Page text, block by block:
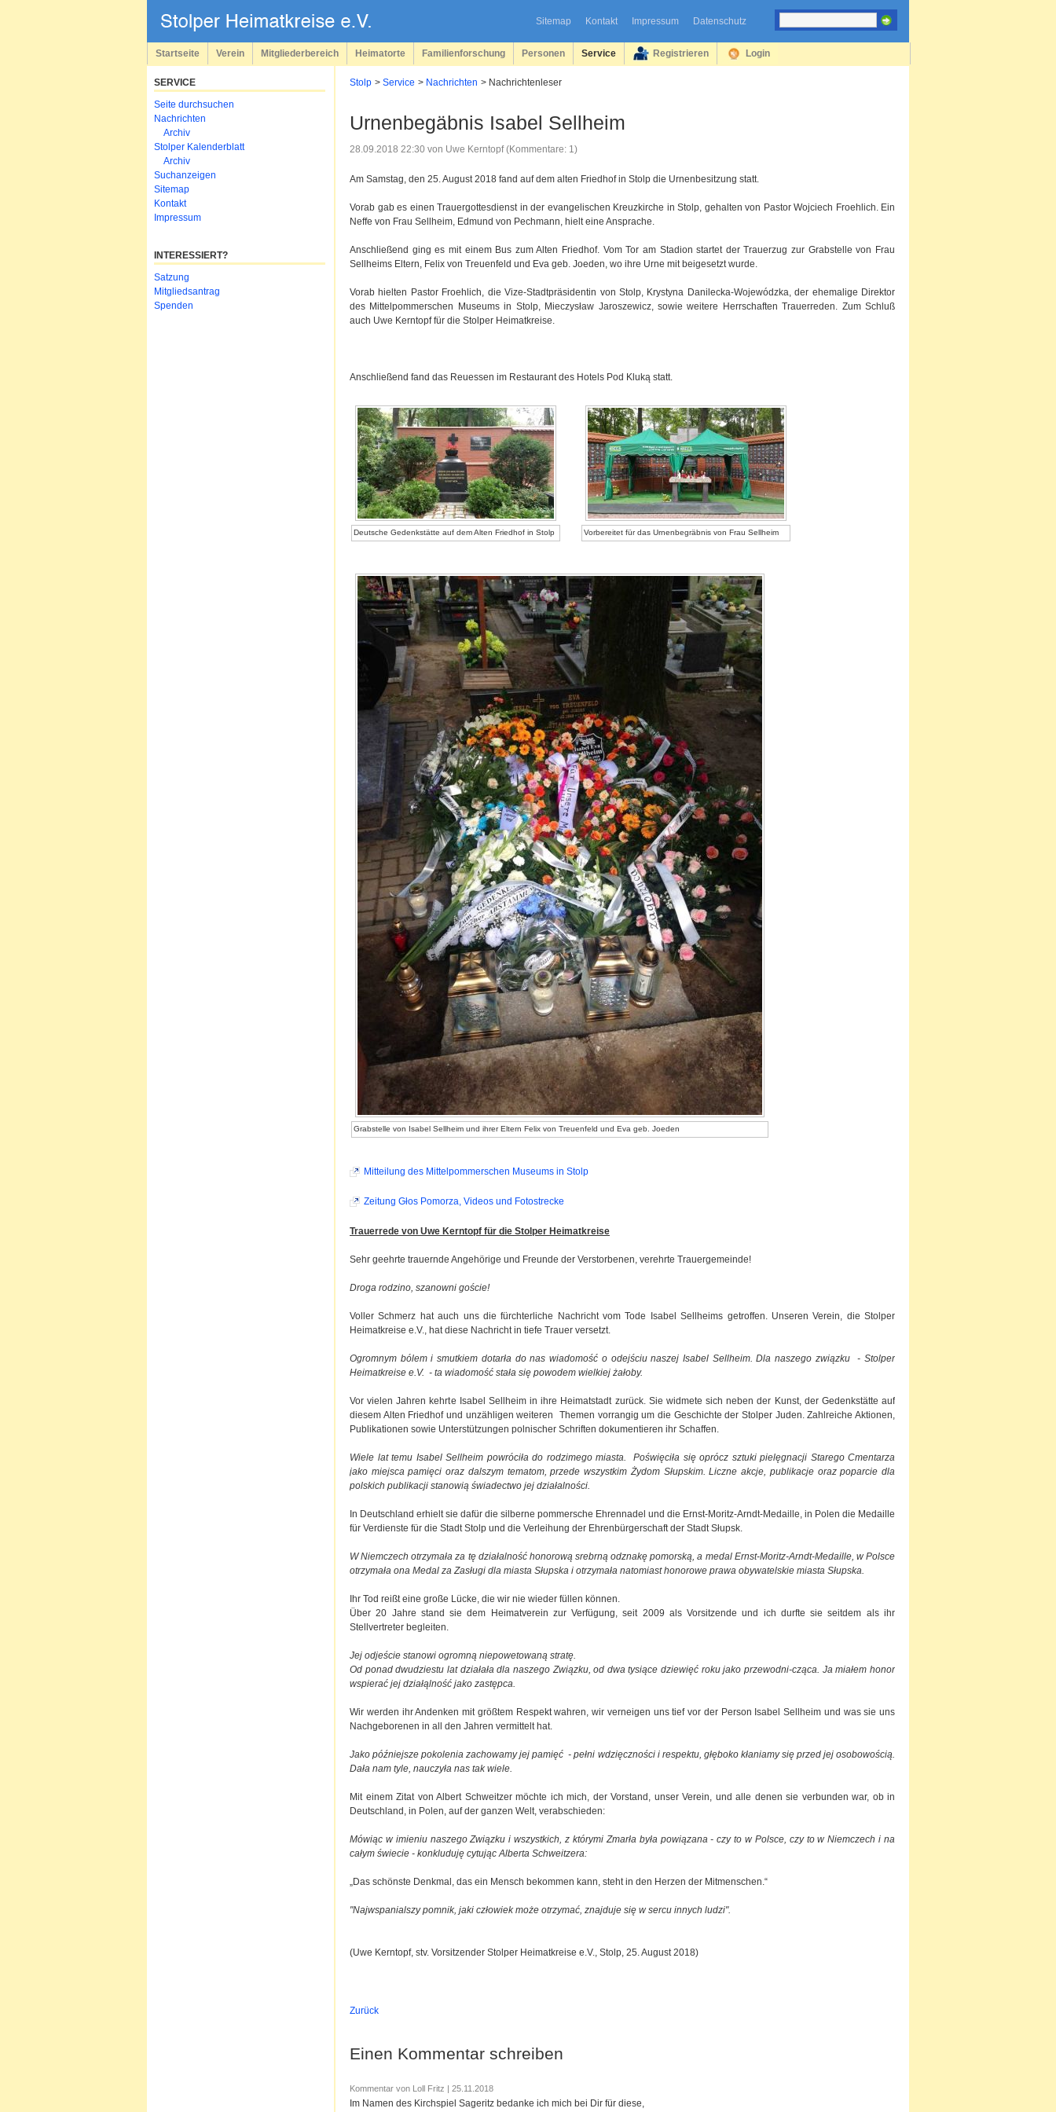
Sitemap Kontakt Impressum Datenschutz
überspringen
Startseite Verein Mitgliederbereich Heimatorte Familienforschung Personen Service Registrieren Login
Stolp Service Nachrichten Nachrichtenleser
Urnenbegäbnis Isabel Sellheim
28.09.2018 22:30 von Uwe Kerntopf (Kommentare: 1)
Am Samstag, den 25. August 2018 fand auf dem alten Friedhof in Stolp die Urnenbesitzung statt.
Vorab gab es einen Trauergottesdienst in der evangelischen Kreuzkirche in Stolp, gehalten von Pastor Wojciech Froehlich. Ein
Neffe von Frau Sellheim, Edmund von Pechmann, hielt eine Ansprache.
Anschließend ging es mit einem Bus zum Alten Friedhof. Vom Tor am Stadion startet der Trauerzug zur Grabstelle von Frau
Sellheims Eltern, Felix von Treuenfeld und Eva geb. Joeden, wo ihre Urne mit beigesetzt wurde.
Vorab hielten Pastor Froehlich, die Vize-Stadtpräsidentin von Stolp, Krystyna Danilecka-Wojewódzka, der ehemalige Direktor
des Mittelpommerschen Museums in Stolp, Mieczysław Jaroszewicz, sowie weitere Herrschaften Trauerreden. Zum Schluß
auch Uwe Kerntopf für die Stolper Heimatkreise.
Anschließend fand das Reuessen im Restaurant des Hotels Pod Kluką statt.
Deutsche Gedenkstätte auf dem Alten Friedhof in Stolp Vorbereitet für das Urnenbegräbnis von Frau Sellheim
Grabstelle von Isabel Sellheim und ihrer Eltern Felix von Treuenfeld und Eva geb. Joeden
Mitteilung des Mittelpommerschen Museums in Stolp
Zeitung Głos Pomorza, Videos und Fotostrecke
Trauerrede von Uwe Kerntopf für die Stolper Heimatkreise
Sehr geehrte trauernde Angehörige und Freunde der Verstorbenen, verehrte Trauergemeinde!
Droga rodzino, szanowni goście!
Voller Schmerz hat auch uns die fürchterliche Nachricht vom Tode Isabel Sellheims getroffen. Unseren Verein, die Stolper
Heimatkreise e.V., hat diese Nachricht in tiefe Trauer versetzt.
Ogromnym bólem i smutkiem dotarła do nas wiadomość o odejściu naszej Isabel Sellheim. Dla naszego związku - Stolper
Heimatkreise e.V. - ta wiadomość stała się powodem wielkiej żałoby.
Vor vielen Jahren kehrte Isabel Sellheim in ihre Heimatstadt zurück. Sie widmete sich neben der Kunst, der Gedenkstätte auf
diesem Alten Friedhof und unzähligen weiteren Themen vorrangig um die Geschichte der Stolper Juden. Zahlreiche Aktionen,
Publikationen sowie Unterstützungen polnischer Schriften dokumentieren ihr Schaffen.
Wiele lat temu Isabel Sellheim powróciła do rodzimego miasta. Poświęciła się oprócz sztuki pielęgnacji Starego Cmentarza
jako miejsca pamięci oraz dalszym tematom, przede wszystkim Żydom Słupskim. Liczne akcje, publikacje oraz poparcie dla
polskich publikacji stanowią świadectwo jej działalności.
In Deutschland erhielt sie dafür die silberne pommersche Ehrennadel und die Ernst-Moritz-Arndt-Medaille, in Polen die Medaille
für Verdienste für die Stadt Stolp und die Verleihung der Ehrenbürgerschaft der Stadt Słupsk.
W Niemczech otrzymała za tę działalność honorową srebrną odznakę pomorską, a medal Ernst-Moritz-Arndt-Medaille, w Polsce
otrzymała ona Medal za Zasługi dla miasta Słupska i otrzymała natomiast honorowe prawa obywatelskie miasta Słupska.
Ihr Tod reißt eine große Lücke, die wir nie wieder füllen können.
Über 20 Jahre stand sie dem Heimatverein zur Verfügung, seit 2009 als Vorsitzende und ich durfte sie seitdem als ihr
Stellvertreter begleiten.
Jej odjeście stanowi ogromną niepowetowaną stratę.
Od ponad dwudziestu lat działała dla naszego Związku, od dwa tysiące dziewięć roku jako przewodni-cząca. Ja miałem honor
wspierać jej działąlność jako zastępca.
Wir werden ihr Andenken mit größtem Respekt wahren, wir verneigen uns tief vor der Person Isabel Sellheim und was sie uns
Nachgeborenen in all den Jahren vermittelt hat.
Jako późniejsze pokolenia zachowamy jej pamięć - pełni wdzięczności i respektu, głęboko kłaniamy się przed jej osobowością.
Dała nam tyle, nauczyła nas tak wiele.
Mit einem Zitat von Albert Schweitzer möchte ich mich, der Vorstand, unser Verein, und alle denen sie verbunden war, ob in
Deutschland, in Polen, auf der ganzen Welt, verabschieden:
Mówiąc w imieniu naszego Związku i wszystkich, z którymi Zmarła była powiązana - czy to w Polsce, czy to w Niemczech i na
całym świecie - konkluduję cytując Alberta Schweitzera:
„Das schönste Denkmal, das ein Mensch bekommen kann, steht in den Herzen der Mitmenschen.“
"Najwspanialszy pomnik, jaki człowiek może otrzymać, znajduje się w sercu innych ludzi".
(Uwe Kerntopf, stv. Vorsitzender Stolper Heimatkreise e.V., Stolp, 25. August 2018)
Zurück
Einen Kommentar schreiben
Kommentar von Loll Fritz | 25.11.2018
Im Namen des Kirchspiel Sageritz bedanke ich mich bei Dir für diese,
SERVICE
Navigation
überspringen
Seite durchsuchen
Nachrichten
Archiv
Stolper Kalenderblatt
Archiv
Suchanzeigen
Sitemap
Kontakt
Impressum
INTERESSIERT?
Navigation
überspringen
Satzung
Mitgliedsantrag
Spenden